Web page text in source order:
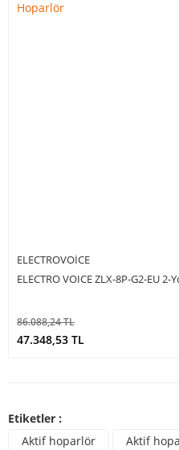
ELECTROVOICE
ELECTRO VOICE ZLX-8P-G2-EU
86.088,24 TL
47.348,53 TL
Etiketler :
Aktif hoparlör
Aktif